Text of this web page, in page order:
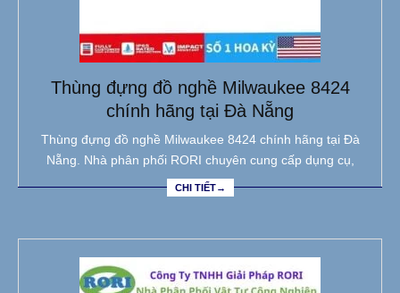
Thùng đựng đồ nghề Milwaukee 8424
chính hãng tại Đà Nẵng
Thùng đựng đồ nghề Milwaukee 8424 chính hãng tại Đà
Nẵng. Nhà phân phối RORI chuyên cung cấp dụng cụ,
CHI TIẾT→